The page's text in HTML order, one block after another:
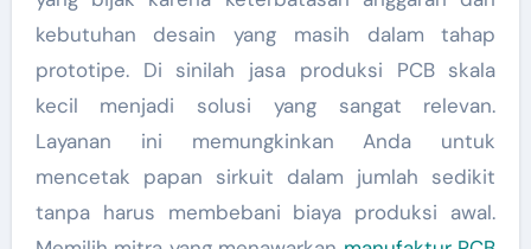
kebutuhan desain yang masih dalam tahap
prototipe. Di sinilah jasa produksi PCB skala
kecil menjadi solusi yang sangat relevan.
Layanan ini memungkinkan Anda untuk
mencetak papan sirkuit dalam jumlah sedikit
tanpa harus membebani biaya produksi awal.